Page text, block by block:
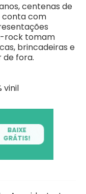
centenas de
conta com
rock tomam
brincadeiras e
de fora.
vinil